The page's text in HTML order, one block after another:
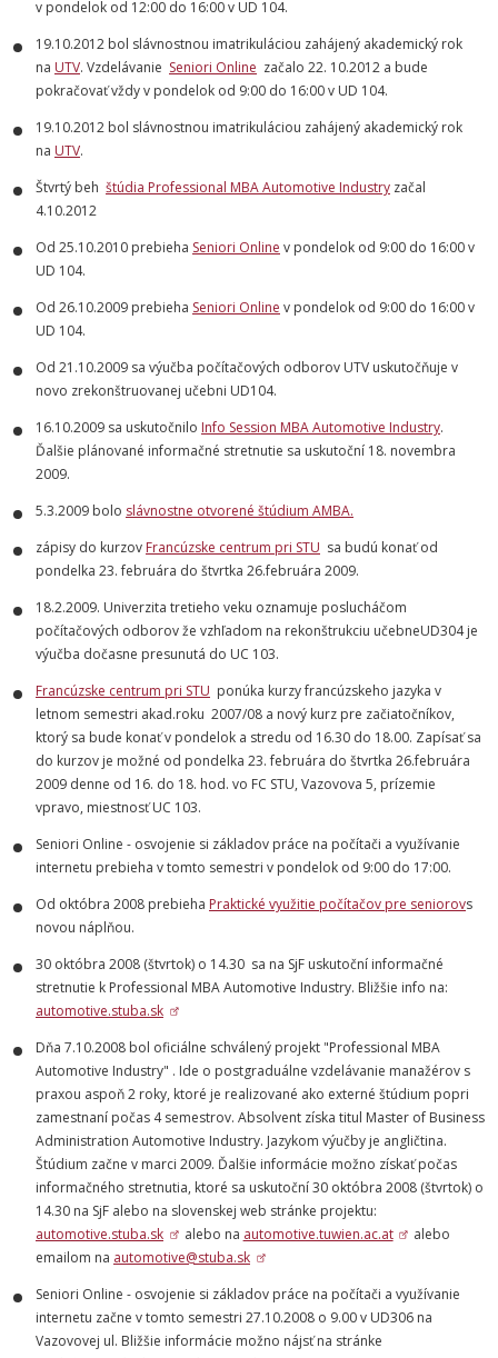
v pondelok od 12:00 do 16:00 v UD 104.
19.10.2012 bol slávnostnou imatrikuláciou zahájený akademický rok
na UTV. Vzdelávanie Seniori Online začalo 22. 10.2012 a bude
pokračovať vždy v pondelok od 9:00 do 16:00 v UD 104.
19.10.2012 bol slávnostnou imatrikuláciou zahájený akademický rok
na UTV.
Štvrtý beh štúdia Professional MBA Automotive Industry začal
4.10.2012
Od 25.10.2010 prebieha Seniori Online v pondelok od 9:00 do 16:00 v
UD 104.
Od 26.10.2009 prebieha Seniori Online v pondelok od 9:00 do 16:00 v
UD 104.
Od 21.10.2009 sa výučba počítačových odborov UTV uskutočňuje v
novo zrekonštruovanej učebni UD104.
16.10.2009 sa uskutočnilo Info Session MBA Automotive Industry.
Ďalšie plánované informačné stretnutie sa uskutoční 18. novembra
2009.
5.3.2009 bolo slávnostne otvorené štúdium AMBA.
zápisy do kurzov Francúzske centrum pri STU sa budú konať od
pondelka 23. februára do štvrtka 26.februára 2009.
18.2.2009. Univerzita tretieho veku oznamuje poslucháčom
počítačových odborov že vzhľadom na rekonštrukciu učebneUD304 je
výučba dočasne presunutá do UC 103.
Francúzske centrum pri STU ponúka kurzy francúzskeho jazyka v
letnom semestri akad.roku 2007/08 a nový kurz pre začiatočníkov,
ktorý sa bude konať v pondelok a stredu od 16.30 do 18.00. Zapísať sa
do kurzov je možné od pondelka 23. februára do štvrtka 26.februára
2009 denne od 16. do 18. hod. vo FC STU, Vazovova 5, prízemie
vpravo, miestnosť UC 103.
Seniori Online - osvojenie si základov práce na počítači a využívanie
internetu prebieha v tomto semestri v pondelok od 9:00 do 17:00.
Od októbra 2008 prebieha Praktické využitie počítačov pre seniorovs
novou náplňou.
30 októbra 2008 (štvrtok) o 14.30 sa na SjF uskutoční informačné
stretnutie k Professional MBA Automotive Industry. Bližšie info na:
automotive.stuba.sk
Dňa 7.10.2008 bol oficiálne schválený projekt "Professional MBA
Automotive Industry" . Ide o postgraduálne vzdelávanie manažérov s
praxou aspoň 2 roky, ktoré je realizované ako externé štúdium popri
zamestnaní počas 4 semestrov. Absolvent získa titul Master of Business
Administration Automotive Industry. Jazykom výučby je angličtina.
Štúdium začne v marci 2009. Ďalšie informácie možno získať počas
informačného stretnutia, ktoré sa uskutoční 30 októbra 2008 (štvrtok) o
14.30 na SjF alebo na slovenskej web stránke projektu:
automotive.stuba.sk
alebo na automotive.tuwien.ac.at
alebo
emailom na automotive@stuba.sk
Seniori Online - osvojenie si základov práce na počítači a využívanie
internetu začne v tomto semestri 27.10.2008 o 9.00 v UD306 na
Vazovovej ul. Bližšie informácie možno nájsť na stránke